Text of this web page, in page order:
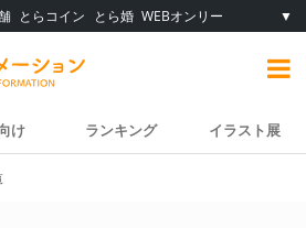
とらコイン とら婚 WEBオンリー ▼
け ランキング イラスト展